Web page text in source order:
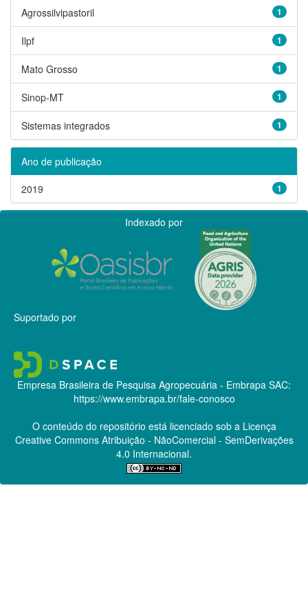
1
Agrossilvipastoril
1
Ilpf
1
Mato Grosso
1
Sinop-MT
1
Sistemas integrados
Ano de publicação
1
2019
Indexado por
Suportado por
Empresa Brasileira de Pesquisa Agropecuária - Embrapa SAC:
https://www.embrapa.br/fale-conosco
O conteúdo do repositório está licenciado sob a Licença
Creative CommonsAtribuição - NãoComercial - SemDerivações
4.0 Internacional.